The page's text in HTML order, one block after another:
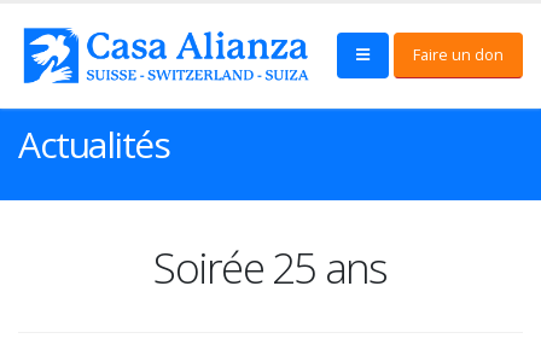
Faire un don
Actualités
Soirée 25 ans